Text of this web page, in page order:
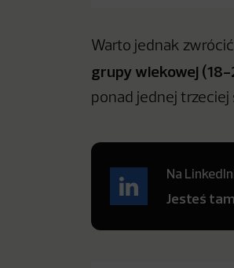
Warto jednak
grupy wiekowej
ponad jednej
Na
Jesteś